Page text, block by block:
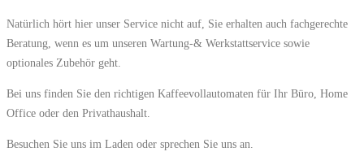
Natürlich hört hier unser Service nicht auf, Sie erhalten auch fachgerechte
Beratung, wenn es um unseren Wartung-& Werkstattservice sowie
optionales Zubehör geht.
Bei uns finden Sie den richtigen Kaffeevollautomaten für Ihr Büro, Home
Office oder den Privathaushalt.
Besuchen Sie uns im Laden oder sprechen Sie uns an.